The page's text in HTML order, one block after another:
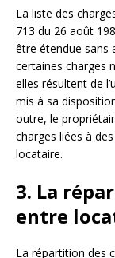
La liste des
713 du 26 août
être étendue sans
certaines charges
elles résultent de
mis à sa
outre, le
charges liées à
locataire.
3. La
entre
La répartition des